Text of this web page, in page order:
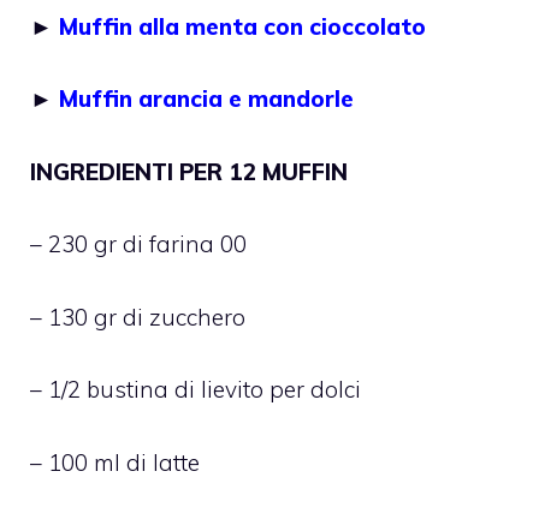
► Muffin alla menta con cioccolato
► Muffin arancia e mandorle
INGREDIENTI PER 12 MUFFIN
– 230 gr di farina 00
– 130 gr di zucchero
– 1/2 bustina di lievito per dolci
– 100 ml di latte